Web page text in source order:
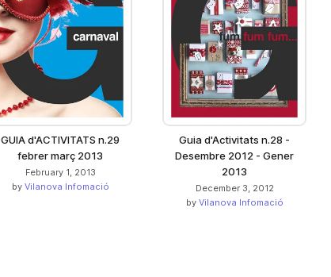
GUIA d'ACTIVITATS n.29
febrer març 2013
February 1, 2013
by Vilanova Infomació
Guia d'Activitats n.28 -
Desembre 2012 - Gener
2013
December 3, 2012
by Vilanova Infomació